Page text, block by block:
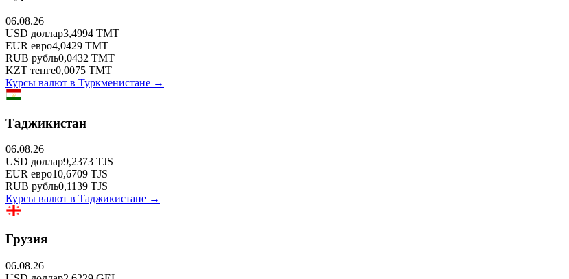
06.08.26
USD доллар3,4994 TMT
EUR евро4,0429 TMT
RUB рубль0,0432 TMT
KZT тенге0,0075 TMT
Курсы валют в Туркменистане →
Таджикистан
06.08.26
USD доллар9,2373 TJS
EUR евро10,6709 TJS
RUB рубль0,1139 TJS
Курсы валют в Таджикистане →
Грузия
06.08.26